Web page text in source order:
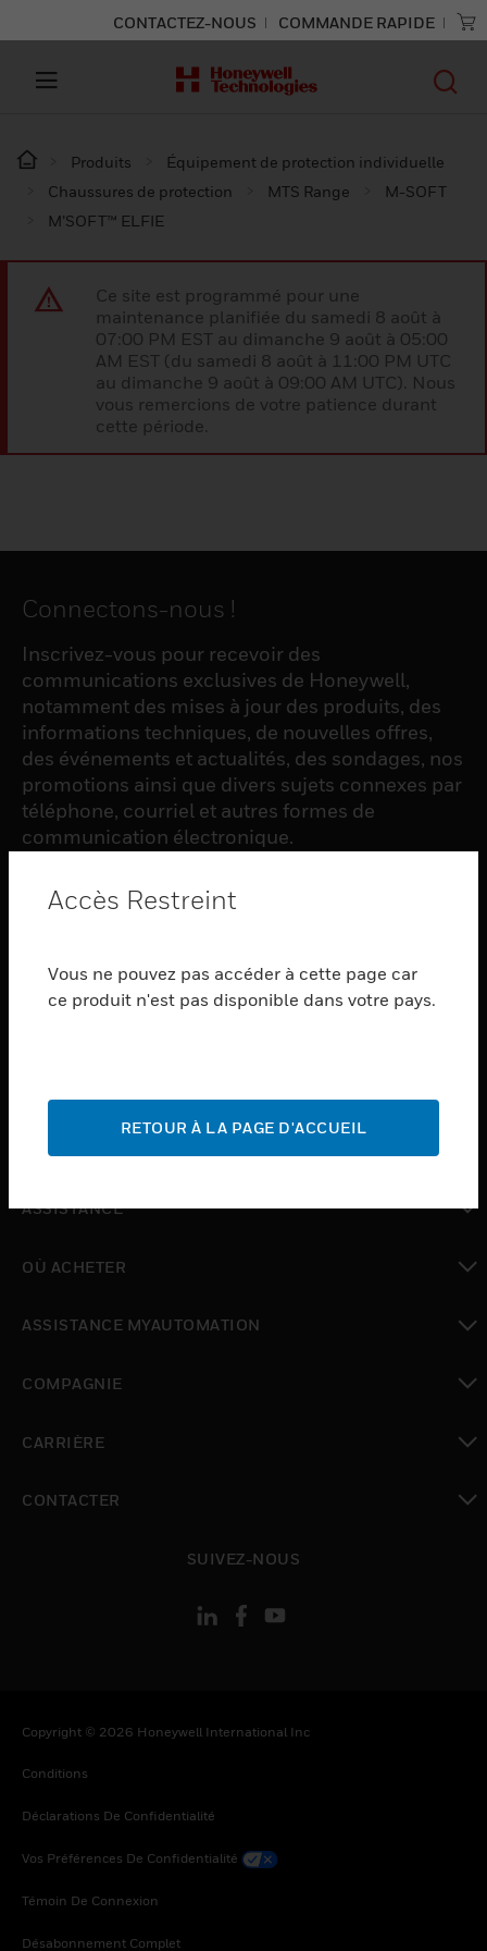
CONTACTEZ-NOUS COMMANDE RAPIDE
Produits
Équipement de protection individuelle
Chaussures de protection
MTS Range
M-SOFT
M’SOFT™ ELFIE
Ce site est programmé pour une
maintenance planifiée du samedi 8 août à
07:00 PM EST au dimanche 9 août à 05:00
AM EST (du samedi 8 août à 11:00 PM UTC
au dimanche 9 août à 09:00 AM UTC). Nous
vous remercions de votre patience durant
cette période.
Connectons-nous !
Inscrivez-vous pour recevoir des
communications exclusives de Honeywell,
notamment des mises à jour des produits, des
informations techniques, de nouvelles offres,
des événements et actualités, des sondages, nos
promotions ainsi que divers sujets connexes par
téléphone, courriel et autres formes de
communication électronique.
S'INSCRIRE
PRODUCTS
toggle view
INDUSTRIES
ASSISTANCE
OÙ ACHETER
ASSISTANCE MYAUTOMATION
COMPAGNIE
CARRIÈRE
CONTACTER
SUIVEZ-NOUS
Copyright © 2026 Honeywell International Inc
Conditions
Déclarations De Confidentialité
Vos Préférences De Confidentialité
Témoin De Connexion
Désabonnement Complet
Accès Restreint
Vous ne pouvez pas accéder à cette page car
ce produit n'est pas disponible dans votre pays.
RETOUR À LA PAGE D'ACCUEIL